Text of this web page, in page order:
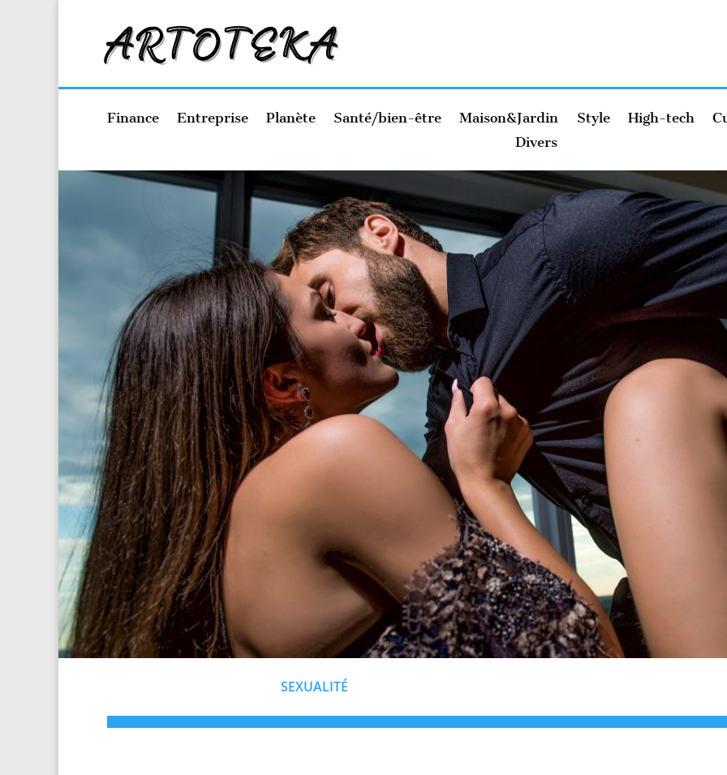
Finance Entreprise Planète Santé/bien-être Maison&Jardin Style High-tech
Divers
SEXUALITÉ